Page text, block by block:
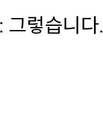
렇습니다.